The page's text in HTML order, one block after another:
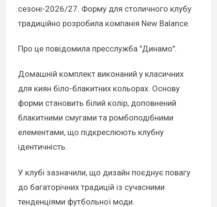
сезоні-2026/27. Форму для столичного клубу
традиційно розробила компанія New Balance.
Про це повідомила пресслужба "Динамо".
Домашній комплект виконаний у класичних
для киян біло-блакитних кольорах. Основу
форми становить білий колір, доповнений
блакитними смугами та ромбоподібними
елементами, що підкреслюють клубну
ідентичність.
У клубі зазначили, що дизайн поєднує повагу
до багаторічних традицій із сучасними
тенденціями футбольної моди.